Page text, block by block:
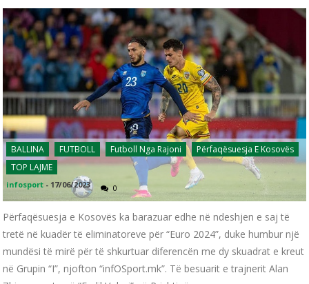
BALLINA FUTBOLL Futboll Nga Rajoni
Përfaqësuesja E Kosovës
TOP LAJME
infosport - 17/06/2023 0
Përfaqësuesja e Kosovës ka barazuar edhe në ndeshjen e saj të
tretë në kuadër të eliminatoreve për “Euro 2024”, duke humbur një
mundësi të mirë për të shkurtuar diferencën me dy skuadrat e kreut
në Grupin “I”, njofton “infOSport.mk”. Të besuarit e trajnerit Alan